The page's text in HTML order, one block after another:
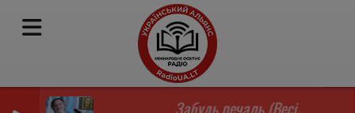
Забудь печаль (Весільна